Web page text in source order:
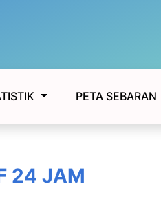
PETA SEBARAN
24 JAM